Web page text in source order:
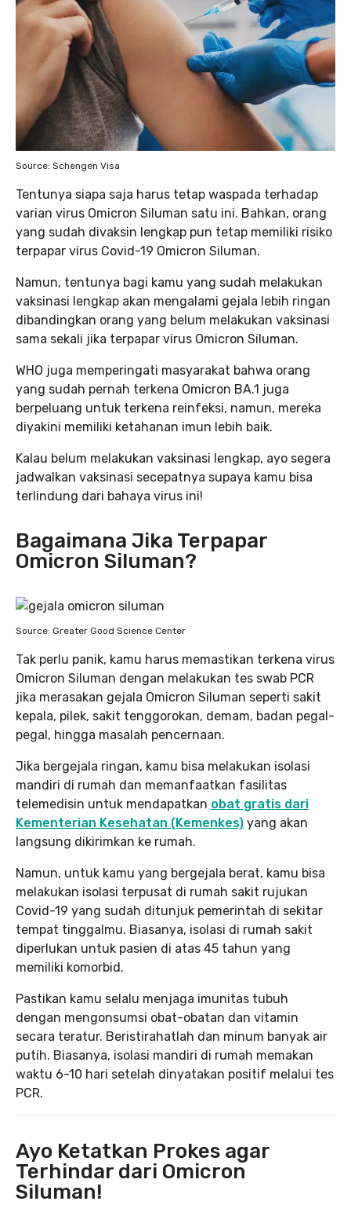
Source: Schengen Visa
Tentunya siapa saja harus tetap waspada terhadap
varian virus Omicron Siluman satu ini. Bahkan, orang
yang sudah divaksin lengkap pun tetap memiliki risiko
terpapar virus Covid-19 Omicron Siluman.
Namun, tentunya bagi kamu yang sudah melakukan
vaksinasi lengkap akan mengalami gejala lebih ringan
dibandingkan orang yang belum melakukan vaksinasi
sama sekali jika terpapar virus Omicron Siluman.
WHO juga memperingati masyarakat bahwa orang
yang sudah pernah terkena Omicron BA.1 juga
berpeluang untuk terkena reinfeksi, namun, mereka
diyakini memiliki ketahanan imun lebih baik.
Kalau belum melakukan vaksinasi lengkap, ayo segera
jadwalkan vaksinasi secepatnya supaya kamu bisa
terlindung dari bahaya virus ini!
Bagaimana Jika Terpapar
Omicron Siluman?
Source: Greater Good Science Center
Tak perlu panik, kamu harus memastikan terkena virus
Omicron Siluman dengan melakukan tes swab PCR
jika merasakan gejala Omicron Siluman seperti sakit
kepala, pilek, sakit tenggorokan, demam, badan pegal-
pegal, hingga masalah pencernaan.
Jika bergejala ringan, kamu bisa melakukan isolasi
mandiri di rumah dan memanfaatkan fasilitas
telemedisin untuk mendapatkan obat gratis dari
Kementerian Kesehatan (Kemenkes) yang akan
langsung dikirimkan ke rumah.
Namun, untuk kamu yang bergejala berat, kamu bisa
melakukan isolasi terpusat di rumah sakit rujukan
Covid-19 yang sudah ditunjuk pemerintah di sekitar
tempat tinggalmu. Biasanya, isolasi di rumah sakit
diperlukan untuk pasien di atas 45 tahun yang
memiliki komorbid.
Pastikan kamu selalu menjaga imunitas tubuh
dengan mengonsumsi obat-obatan dan vitamin
secara teratur. Beristirahatlah dan minum banyak air
putih. Biasanya, isolasi mandiri di rumah memakan
waktu 6-10 hari setelah dinyatakan positif melalui tes
PCR.
Ayo Ketatkan Prokes agar
Terhindar dari Omicron
Siluman!